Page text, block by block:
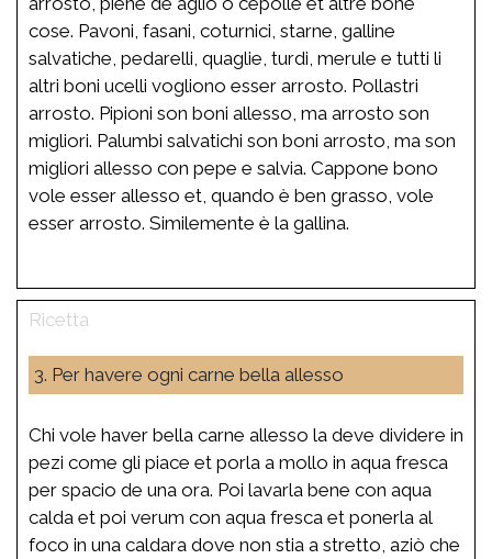
cose. Pavoni, fasani, coturnici, starne, galline
salvatiche, pedarelli, quaglie, turdi, merule e tutti li
altri boni ucelli vogliono esser arrosto. Pollastri
arrosto. Pipioni son boni allesso, ma arrosto son
migliori. Palumbi salvatichi son boni arrosto, ma son
migliori allesso con pepe e salvia. Cappone bono
vole esser allesso et, quando è ben grasso, vole
esser arrosto. Similemente è la gallina.
3. Per havere ogni carne bella allesso
Chi vole haver bella carne allesso la deve dividere in
pezi come gli piace et porla a mollo in aqua fresca
per spacio de una ora. Poi lavarla bene con aqua
calda et poi verum con aqua fresca et ponerla al
foco in una caldara dove non stia a stretto, aziò che